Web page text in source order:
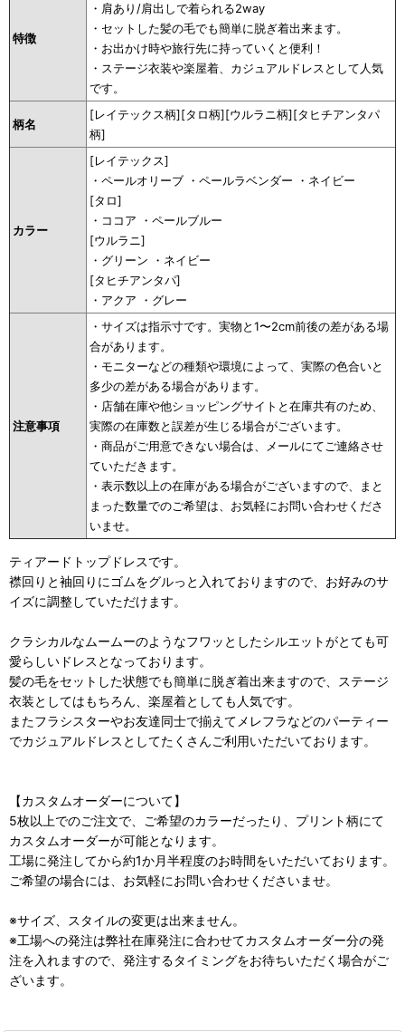
特徴
・肩あり/肩出しで着られる2way
・セットした髪の毛でも簡単に脱ぎ着出来ます。
・お出かけ時や旅行先に持っていくと便利！
・ステージ衣装や楽屋着、カジュアルドレスとして人気
です。
柄名
[レイテックス柄][タロ柄][ウルラニ柄][タヒチアンタパ
柄]
カラー
[レイテックス]
・ペールオリーブ ・ペールラベンダー ・ネイビー
[タロ]
・ココア ・ペールブルー
[ウルラニ]
・グリーン ・ネイビー
[タヒチアンタパ]
・アクア ・グレー
注意事項
・サイズは指示寸です。実物と1〜2cm前後の差がある場
合があります。
・モニターなどの種類や環境によって、実際の色合いと
多少の差がある場合があります。
・店舗在庫や他ショッピングサイトと在庫共有のため、
実際の在庫数と誤差が生じる場合がございます。
・商品がご用意できない場合は、メールにてご連絡させ
ていただきます。
・表示数以上の在庫がある場合がございますので、まと
まった数量でのご希望は、お気軽にお問い合わせくださ
いませ。
ティアードトップドレスです。
襟回りと袖回りにゴムをグルっと入れておりますので、お好みのサ
イズに調整していただけます。
クラシカルなムームーのようなフワッとしたシルエットがとても可
愛らしいドレスとなっております。
髪の毛をセットした状態でも簡単に脱ぎ着出来ますので、ステージ
衣装としてはもちろん、楽屋着としても人気です。
またフラシスターやお友達同士で揃えてメレフラなどのパーティー
でカジュアルドレスとしてたくさんご利用いただいております。
【カスタムオーダーについて】
5枚以上でのご注文で、ご希望のカラーだったり、プリント柄にて
カスタムオーダーが可能となります。
工場に発注してから約1か月半程度のお時間をいただいております。
ご希望の場合には、お気軽にお問い合わせくださいませ。
※サイズ、スタイルの変更は出来ません。
※工場への発注は弊社在庫発注に合わせてカスタムオーダー分の発
注を入れますので、発注するタイミングをお待ちいただく場合がご
ざいます。